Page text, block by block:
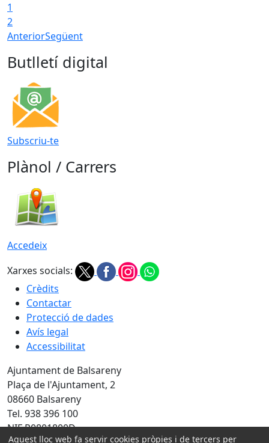
1
2
AnteriorSegüent
Butlletí digital
Subscriu-te
Plànol / Carrers
Accedeix
Xarxes socials:
Crèdits
Contactar
Protecció de dades
Avís legal
Accessibilitat
Ajuntament de Balsareny
Plaça de l'Ajuntament, 2
08660 Balsareny
Tel. 938 396 100
NIF P0801800D
Aquest lloc web fa servir cookies pròpies i de tercers per